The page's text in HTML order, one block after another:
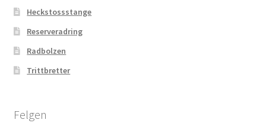
Heckstossstange
Reserveradring
Radbolzen
Trittbretter
Felgen